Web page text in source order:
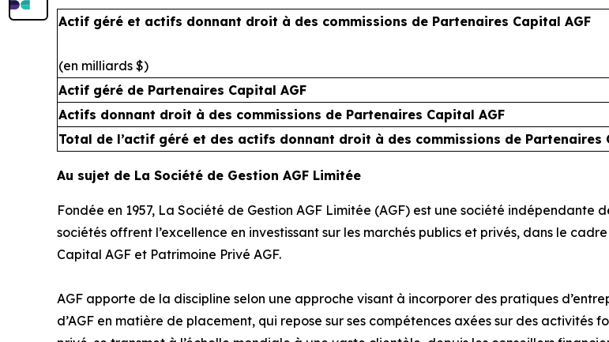
Actif géré et actifs donnant droit à des commissions de Partenaires Capital AGF
(en milliards $)
Actif géré de Partenaires Capital AGF
Actifs donnant droit à des commissions de Partenaires Capital AGF
Total de l’actif géré et des actifs donnant droit à des commissions de Partenaires
Au sujet de La Société de Gestion AGF Limitée
Fondée en 1957, La Société de Gestion AGF Limitée (AGF) est une société indépendante
sociétés offrent l’excellence en investissant sur les marchés publics et privés, dans le
Capital AGF et Patrimoine Privé AGF.
AGF apporte de la discipline selon une approche visant à incorporer des pratiques
d’AGF en matière de placement, qui repose sur ses compétences axées sur des activités